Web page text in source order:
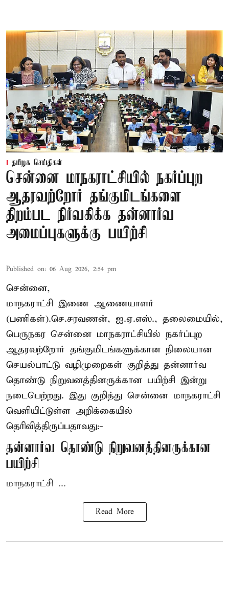
தமிழக செய்திகள்
சென்னை மாநகராட்சியில் நகர்ப்புற
ஆதரவற்றோர் தங்குமிடங்களை
திறம்பட நிர்வகிக்க தன்னார்வ
அமைப்புகளுக்கு பயிற்சி
Published on: 06 Aug 2026, 2:54 pm
சென்னை,
மாநகராட்சி இணை ஆணையாளர்
(பணிகள்).செ.சரவணன், ஐ.ஏ.எஸ்., தலைமையில்,
பெருநகர சென்னை மாநகராட்சியில் நகர்ப்புற
ஆதரவற்றோர் தங்குமிடங்களுக்கான நிலையான
செயல்பாட்டு வழிமுறைகள் குறித்து தன்னார்வ
தொண்டு நிறுவனத்தினருக்கான பயிற்சி இன்று
நடைபெற்றது. இது குறித்து சென்னை மாநகராட்சி
வெளியிட்டுள்ள அறிக்கையில்
தெரிவித்திருப்பதாவது:-
தன்னார்வ தொண்டு நிறுவனத்தினருக்கான
பயிற்சி
மாநகராட்சி ...
Read More